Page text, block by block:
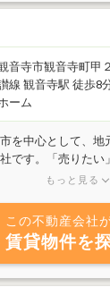
音寺市観音寺町甲
線 観音寺駅 徒歩8
ーム
を中心として、地
です。「売りたい
動産に関する質問
もっと見る
この不動産会社
賃貸物件を